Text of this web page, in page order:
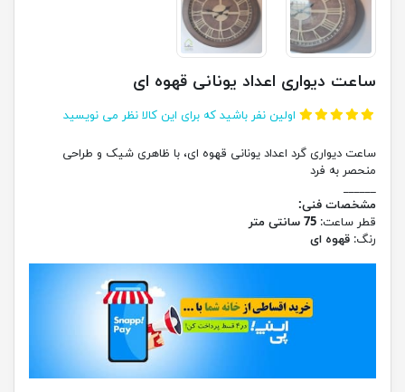
ساعت دیواری اعداد یونانی قهوه ای
اولین نفر باشید که برای این کالا نظر می نویسید
ساعت دیواری گرد اعداد یونانی قهوه ای، با ظاهری شیک و طراحی
منحصر به فرد
______
مشخصات فنی:
قطر ساعت: 75 سانتی متر
رنگ: قهوه ای